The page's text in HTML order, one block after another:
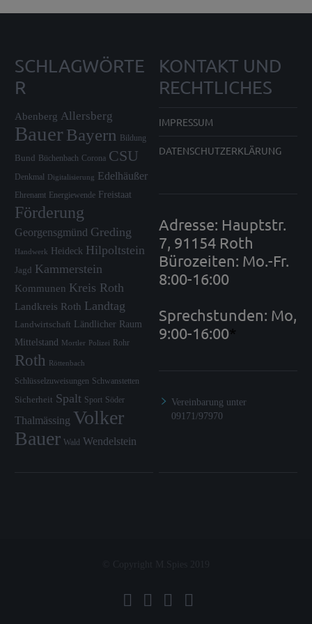
SCHLAGWÖRTE
R
Abenberg Allersberg
Bauer Bayern Bildung
Bund Büchenbach Corona CSU
Denkmal Digitalisierung Edelhäußer
Ehrenamt Energiewende Freistaat
Förderung
Georgensgmünd Greding
Handwerk Heideck Hilpoltstein
Jagd Kammerstein
Kommunen Kreis Roth
Landkreis Roth Landtag
Landwirtschaft Ländlicher Raum
Mittelstand
Mortler Polizei Rohr
Roth Röttenbach
Schlüsselzuweisungen Schwanstetten
Sicherheit Spalt Sport Söder
Thalmässing Volker
Bauer Wald Wendelstein
KONTAKT UND
RECHTLICHES
IMPRESSUM
DATENSCHUTZERKLÄRUNG
Adresse: Hauptstr.
7, 91154 Roth
Bürozeiten: Mo.-Fr.
8:00-16:00
Sprechstunden: Mo,
9:00-16:00*
Vereinbarung unter
09171/97970